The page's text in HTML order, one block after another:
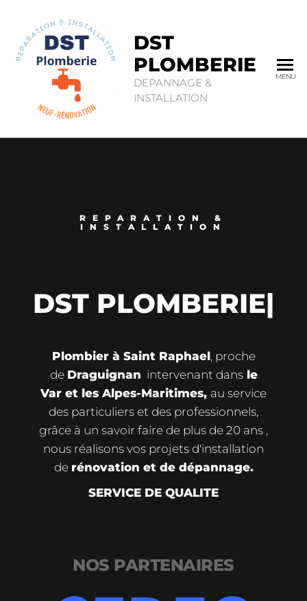
DST
PLOMBERIE
DEPANNAGE &
INSTALLATION
MENU
REPARATION &
INSTALLATION
DST PLOMBERIE|
Plombier à Saint Raphael, proche
de Draguignan intervenant dansle
Var et les Alpes-Maritimes, au service
des particuliers et des professionnels,
grâce à un savoir faire de plus de 20 ans ,
nous réalisons vos projets d'installation
de rénovation et de dépannage.
SERVICE DE QUALITE
NOS PARTENAIRES